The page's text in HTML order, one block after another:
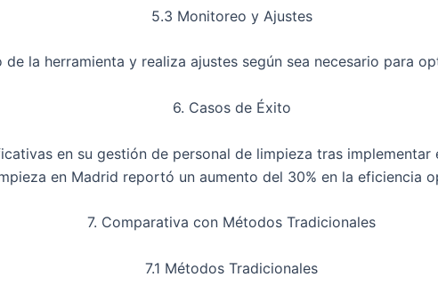
5.3 Monitoreo y Ajustes
de la herramienta y realiza ajustes según sea necesario para
6. Casos de Éxito
en su gestión de personal de limpieza tras implementar
en Madrid reportó un aumento del 30% en la eficiencia
7. Comparativa con Métodos Tradicionales
7.1 Métodos Tradicionales